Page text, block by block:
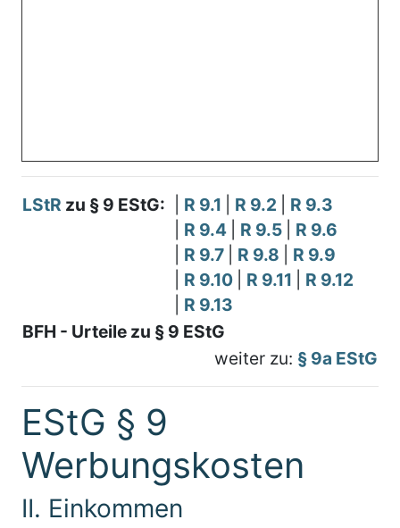
LStR zu § 9 EStG: R 9.1 R 9.2
R 9.3
R 9.4 R 9.5
R 9.6
R 9.7 R 9.8
R 9.9
R 9.10 R 9.11
R 9.12
R 9.13
BFH - Urteile zu § 9 EStG
weiter zu: § 9a EStG
EStG § 9
Werbungskosten
II. Einkommen